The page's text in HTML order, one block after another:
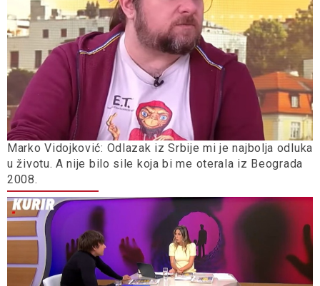
Marko Vidojković: Odlazak iz Srbije mi je najbolja odluka
u životu. A nije bilo sile koja bi me oterala iz Beograda
2008.